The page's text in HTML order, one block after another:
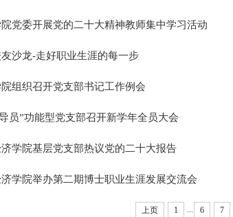
党委开展党的二十大精神教师集中学习活动
沙龙-走好职业生涯的每一步
组织召开党支部书记工作例会
员”功能型党支部召开新学年全员大会
学院基层党支部热议党的二十大报告
学院举办第二期博士职业生涯发展交流会
上页 1 6 7